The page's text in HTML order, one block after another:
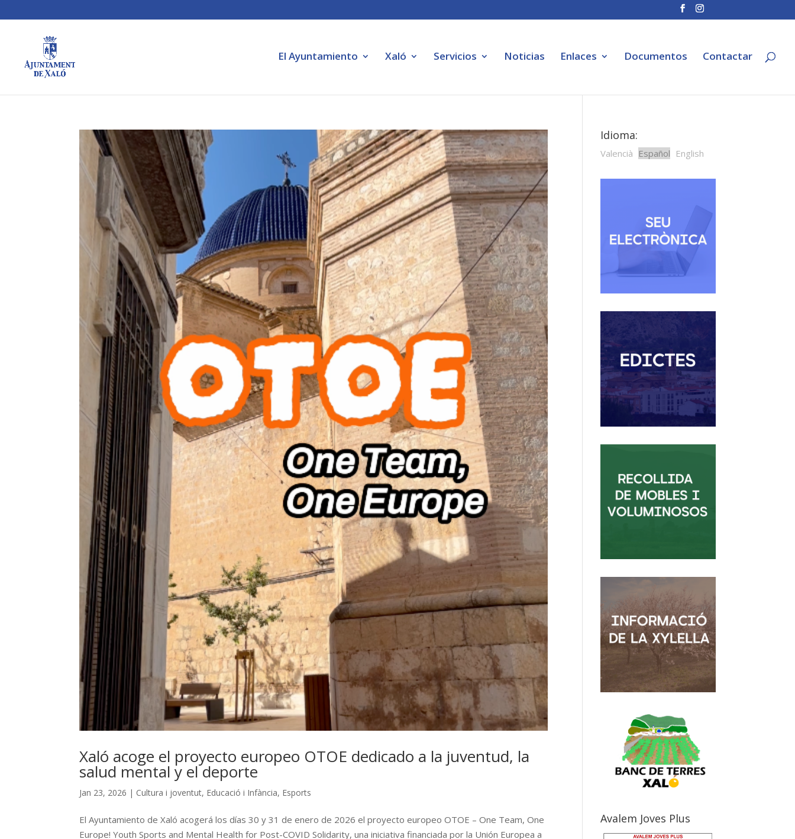
El Ayuntamiento Xaló Servicios Noticias Enlaces Documentos Contactar
Xaló acoge el proyecto europeo OTOE dedicado a la juventud, la
salud mental y el deporte
Jan 23, 2026 | Cultura i joventut, Educació i Infància, Esports
El Ayuntamiento de Xaló acogerá los días 30 y 31 de enero de 2026 el proyecto europeo OTOE – One Team, One
Europe! Youth Sports and Mental Health for Post-COVID Solidarity, una iniciativa financiada por la Unión Europea a
Idioma:
Valencià Español English
Avalem Joves Plus